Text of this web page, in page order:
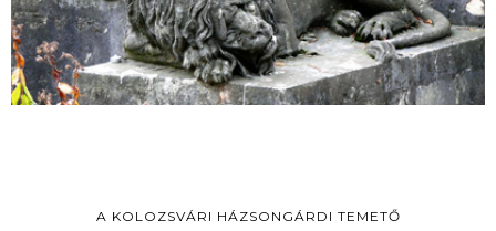
A KOLOZSVÁRI HÁZSONGÁRDI TEMETŐ